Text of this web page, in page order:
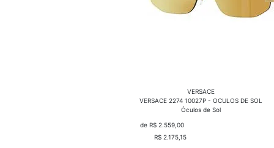
VERSACE
VERSACE 2274 10027P - OCULOS DE SOL
Óculos de Sol
de R$ 2.559,00
R$ 2.175,15